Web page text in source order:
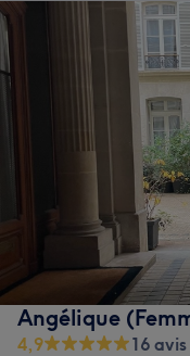
Angélique
4,9
16 avis